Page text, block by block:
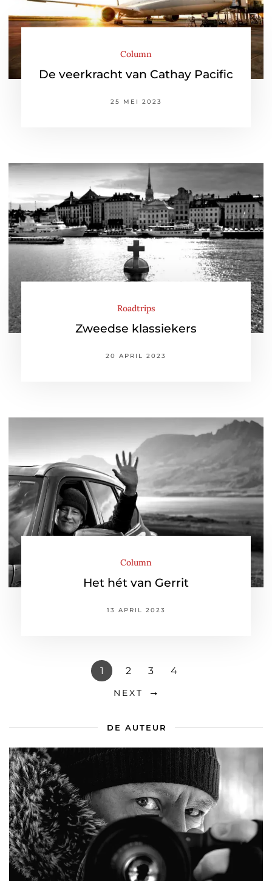
Column
De veerkracht van Cathay Pacific
25 MEI 2023
Roadtrips
Zweedse klassiekers
20 APRIL 2023
Column
Het hét van Gerrit
13 APRIL 2023
1 2 3 4
NEXT
DE AUTEUR